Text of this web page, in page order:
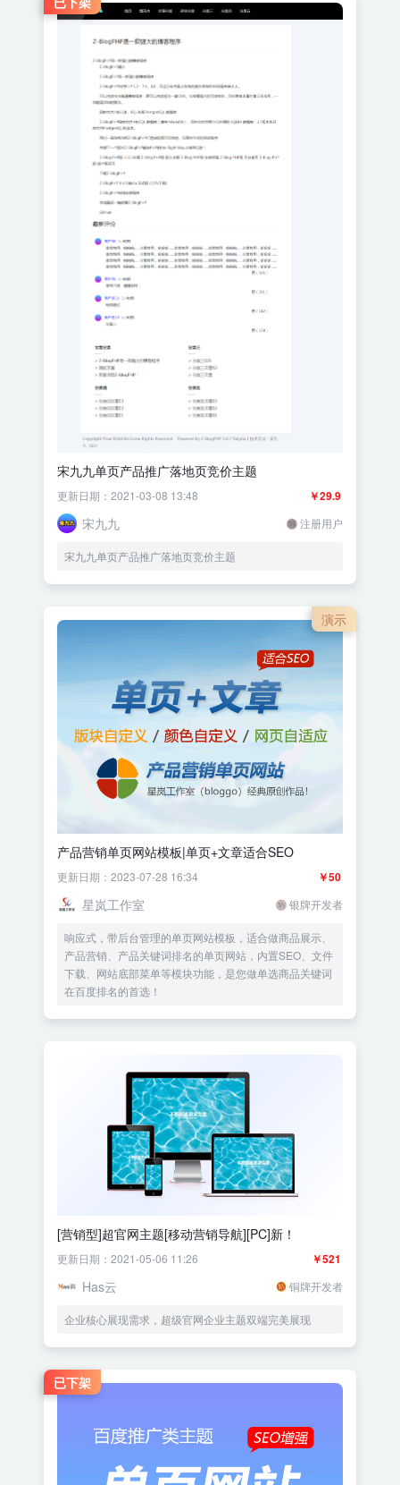
宋九九单页产品推广落地页竞价主题
￥29.9
更新日期：2021-03-08 13:48
宋九九 注册用户
宋九九单页产品推广落地页竞价主题
演示
产品营销单页网站模板|单页+文章适合SEO
￥50
更新日期：2023-07-28 16:34
星岚工作室 银牌开发者
响应式，带后台管理的单页网站模板，适合做商品展示、
产品营销、产品关键词排名的单页网站，内置SEO、文件
下载、网站底部菜单等模块功能，是您做单选商品关键词
在百度排名的首选！
[营销型]超官网主题[移动营销导航][PC]新！
￥521
更新日期：2021-05-06 11:26
Has云 铜牌开发者
企业核心展现需求，超级官网企业主题双端完美展现
已下架